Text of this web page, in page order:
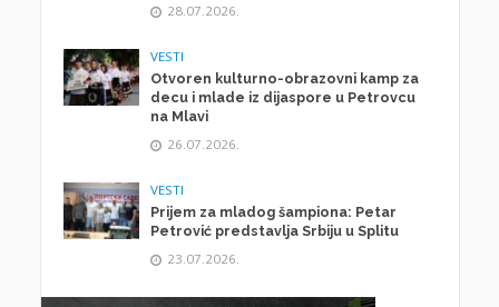
28.07.2026.
VESTI
Otvoren kulturno-obrazovni kamp za
decu i mlade iz dijaspore u Petrovcu
na Mlavi
26.07.2026.
VESTI
Prijem za mladog šampiona: Petar
Petrović predstavlja Srbiju u Splitu
23.07.2026.